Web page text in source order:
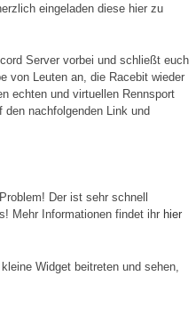
eingeladen diese hier zu
Server vorbei und schließt euch
von Leuten an, die Racebit wieder
echten und virtuellen Rennsport
nachfolgenden Link und
Der ist sehr schnell
Mehr Informationen findet ihr hier
Widget beitreten und sehen,